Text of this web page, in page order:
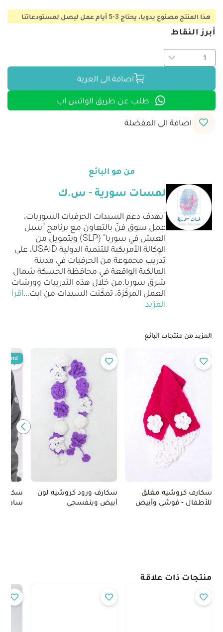
هذا المنتج مصنوع يدويا، يحتاج 3-5 أيام عمل ليصل لمستودعاتنا
أبرز النقاط
اضافة الى العربة
طلب عن طريق الواتس اب
اضافة الى المفضلة
من هو البائع
لمسات سورية - س.ك
"بهدف دعم السيدات الحرفيات السوريات،
عمل سوق فنّ بالتعاون مع برنامج "سبل
العيش في سوريا" (SLP) وبتمويل من
الوكالة الأمريكية للتنمية الدولية USAID، على
تدريب مجموعة من الحرفيات في مدينة
المالكية الواقعة في محافظة الحسكة شمال
شرق سوريا.من خلال هذه التدريبات وورشات
العمل المركّزة، تمكّنت السيدات من ابت...اقرأ
المزيد
المزيد من منتجات البائع
سكارف كروشيه مغلق
للأطفال - فوشي وأبيض
سكارف ورود كروشيه لون
أبيض وبنفسجي
سادة
Trend
منتجات ذات علاقة